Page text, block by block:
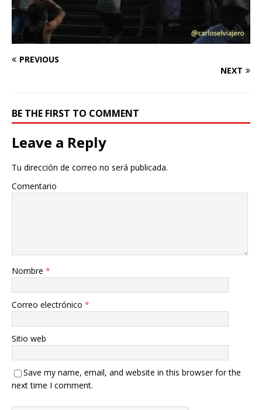
PREVIOUS
NEXT
BE THE FIRST TO COMMENT
Leave a Reply
Tu dirección de correo no será publicada.
Comentario
Nombre *
Correo electrónico *
Sitio web
Save my name, email, and website in this browser for the
next time I comment.